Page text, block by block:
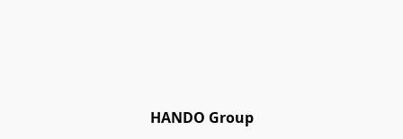
HANDO Group